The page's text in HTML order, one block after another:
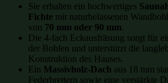
Sie erhalten ein hochwertiges
Fichte mit naturbelassenen
von 70 mm oder 90 mm.
Die 4-fach Eckausfräsung sorgt für
der Bohlen und unterstützt die
Konstruktion des Hauses.
Ein Massivholz-Dach aus 18 mm
Federbrettern sowie eine verstärkte